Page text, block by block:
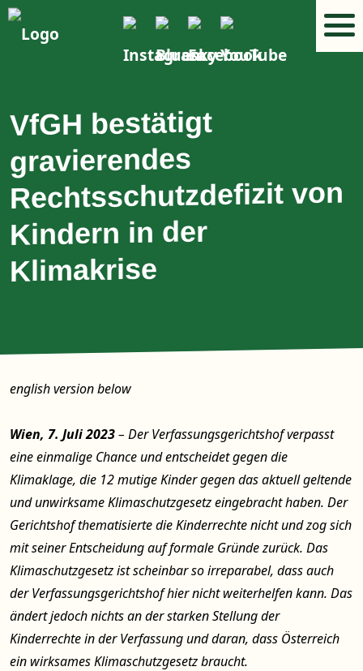
VfGH bestätigt
gravierendes
Rechtsschutzdefizit von
Kindern in der
Klimakrise
english version below
Wien, 7. Juli 2023– Der Verfassungsgerichtshof verpasst
eine einmalige Chance und entscheidet gegen die
Klimaklage, die 12 mutige Kinder gegen das aktuell geltende
und unwirksame Klimaschutzgesetz eingebracht haben. Der
Gerichtshof thematisierte die Kinderrechte nicht und zog sich
mit seiner Entscheidung auf formale Gründe zurück. Das
Klimaschutzgesetz ist scheinbar so irreparabel, dass auch
der Verfassungsgerichtshof hier nicht weiterhelfen kann. Das
ändert jedoch nichts an der starken Stellung der
Kinderrechte in der Verfassung und daran, dass Österreich
ein wirksames Klimaschutzgesetz braucht.